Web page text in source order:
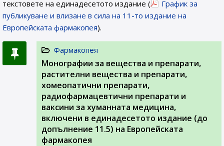
текстовете на единадесетото издание (
График за
публикуване и влизане в сила на 11-то издание на
Европейската фармакопея).
Фармакопея
Монографии за вещества и препарати,
растителни вещества и препарати,
хомеопатични препарати,
радиофармацевтични препарати и
ваксини за хуманната медицина,
включени в единадесетото издание (до
допълнение 11.5) на Европейската
фармакопея